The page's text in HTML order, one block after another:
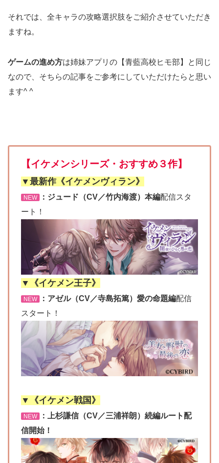
それでは、全キャラの攻略選択肢をご紹介させていただき
ますね。
ゲームの進め方は姉妹アプリの【青藍高校ヒモ部】と同じ
なので、そちらの記事をご参考にしていただけたらと思い
ます^ ^
【イケメンシリーズ・おすすめ３作】
▼最新作《イケメンヴィラン》
NEW ：ジュード（CV／竹内海渡）本編配信スタ
ート！
▼《イケメン王子》
NEW ：アゼル（CV／寺島拓篤）愛の命題編配信
スタート！
▼《イケメン戦国》
NEW
：上杉謙信（CV／三浦祥朗）続編ルート配
信開始！